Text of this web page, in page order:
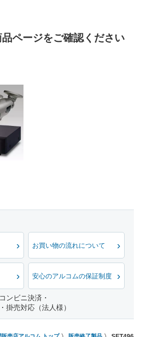
ページをご確認ください
お買い物の流れについて
安心のアルコムの保証制度
ンビニ決済・
掛売対応（法人様）